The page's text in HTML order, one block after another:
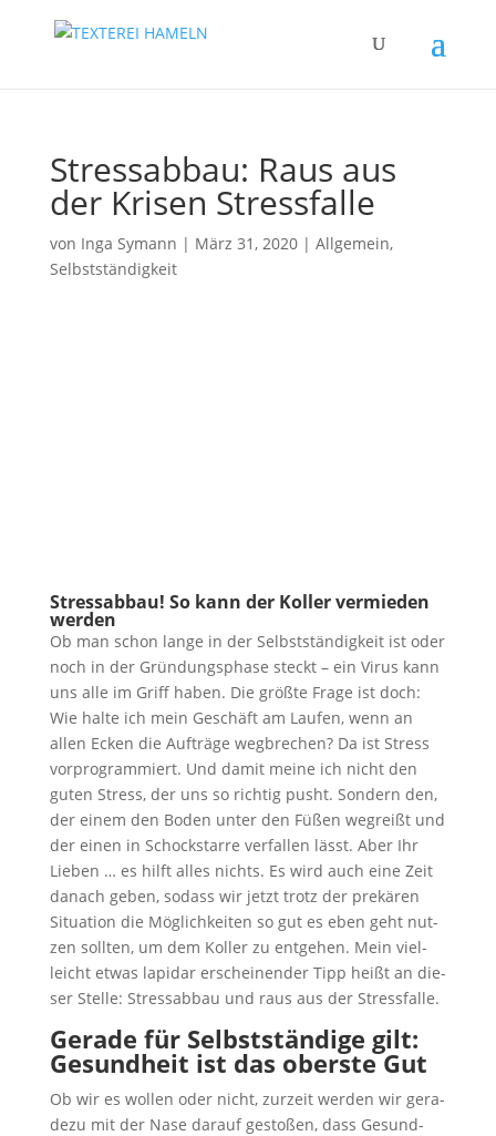
Stress­ab­bau: Raus aus
der Kri­sen Stressfalle
von Inga Symann | März 31, 2020| Allgemein,
Selbstständigkeit
Stress­ab­bau! So kann der Kol­ler ver­mie­den
werden
Ob man schon lan­ge in der Selbst­stän­dig­keit ist oder
noch in der Grün­dungs­pha­se steckt – ein Virus kann
uns alle im Griff haben. Die größ­te Fra­ge ist doch:
Wie hal­te ich mein Geschäft am Lau­fen, wenn an
allen Ecken die Auf­trä­ge weg­bre­chen? Da ist Stress
vor­pro­gram­miert. Und damit mei­ne ich nicht den
guten Stress, der uns so rich­tig pusht. Son­dern den,
der einem den Boden unter den Füßen weg­reißt und
der einen in Schock­star­re ver­fal­len lässt. Aber Ihr
Lie­ben … es hilft alles nichts. Es wird auch eine Zeit
danach geben, sodass wir jetzt trotz der pre­kä­ren
Situa­ti­on die Mög­lich­kei­ten so gut es eben geht nut­
zen soll­ten, um dem Kol­ler zu ent­ge­hen. Mein viel­
leicht etwas lapi­dar erschei­nen­der Tipp heißt an die­
ser Stel­le: Stress­ab­bau und raus aus der Stressfalle.
Gera­de für Selbst­stän­di­ge gilt:
Gesund­heit ist das obers­te Gut
Ob wir es wol­len oder nicht, zur­zeit wer­den wir gera­
de­zu mit der Nase dar­auf gesto­ßen, dass Gesund­